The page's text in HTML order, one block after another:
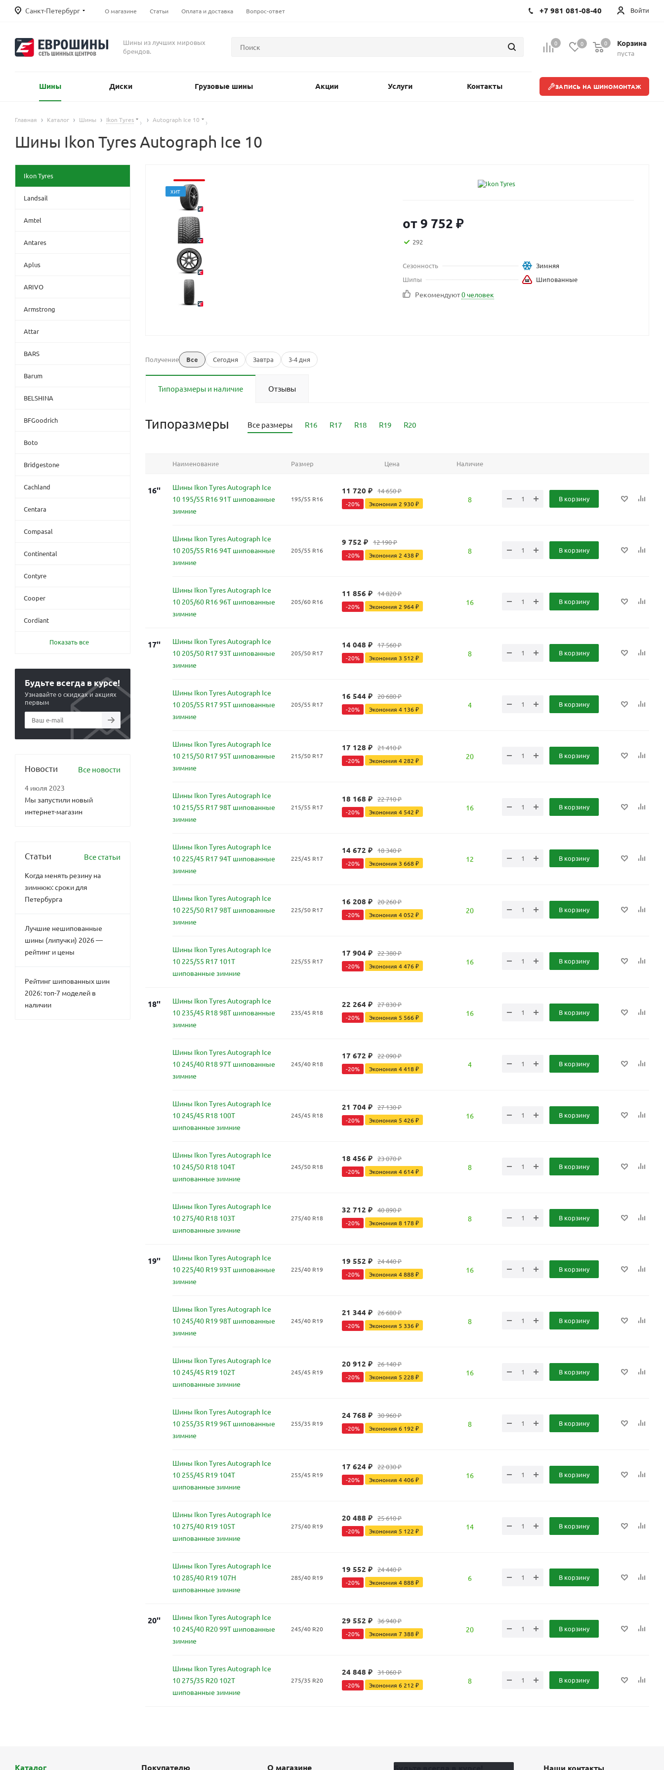
Санкт-Петербург О магазине Статьи Оплата и доставка Вопрос-ответ Войти
+7 981 081-08-40
Шины из лучших мировых
брендов.
0 0 Корзина
пуста
0
Шины Диски Грузовые шины Акции Услуги Контакты ЗАПИСЬ НА ШИНОМОНТАЖ
Главная Каталог Шины Ikon Tyres Autograph Ice 10
Шины Ikon Tyres Autograph Ice 10
ХИТ
от9 752 ₽
292
Сезонность
Зимняя
Шипы
Шипованные
Рекомендуют0 человек
Получение Все Сегодня Завтра 3-4 дня
Типоразмеры и наличие Отзывы
Типоразмеры Все размеры R16 R17 R18 R19 R20
Наименование Размер Цена Наличие
16''
Шины Ikon Tyres Autograph Ice
10 195/55 R16 91T шипованные
зимние
195/55 R16
11 720 ₽ 14 650₽
-20% Экономия 2 930₽ 8 В корзину
Шины Ikon Tyres Autograph Ice
10 205/55 R16 94T шипованные
зимние
205/55 R16
9 752 ₽ 12 190₽
-20% Экономия 2 438 ₽ 8 В корзину
Шины Ikon Tyres Autograph Ice
10 205/60 R16 96T шипованные
зимние
205/60 R16
11 856 ₽ 14 820₽
-20% Экономия 2 964₽ 16 В корзину
17''
Шины Ikon Tyres Autograph Ice
10 205/50 R17 93T шипованные
зимние
205/50 R17
14 048 ₽ 17 560₽
-20% Экономия 3 512 ₽ 8 В корзину
Шины Ikon Tyres Autograph Ice
10 205/55 R17 95T шипованные
зимние
205/55 R17
16 544 ₽ 20 680₽
-20% Экономия 4 136₽ 4 В корзину
Шины Ikon Tyres Autograph Ice
10 215/50 R17 95T шипованные
зимние
215/50 R17
17 128 ₽ 21 410₽
-20% Экономия 4 282 ₽ 20 В корзину
Шины Ikon Tyres Autograph Ice
10 215/55 R17 98T шипованные
зимние
215/55 R17
18 168 ₽ 22 710₽
-20% Экономия 4 542 ₽ 16 В корзину
Шины Ikon Tyres Autograph Ice
10 225/45 R17 94T шипованные
зимние
225/45 R17
14 672 ₽ 18 340₽
-20% Экономия 3 668 ₽ 12 В корзину
Шины Ikon Tyres Autograph Ice
10 225/50 R17 98T шипованные
зимние
225/50 R17
16 208 ₽ 20 260₽
-20% Экономия 4 052 ₽ 20 В корзину
Шины Ikon Tyres Autograph Ice
10 225/55 R17 101T
шипованные зимние
225/55 R17
17 904 ₽ 22 380₽
-20% Экономия 4 476₽ 16 В корзину
18''
Шины Ikon Tyres Autograph Ice
10 235/45 R18 98T шипованные
зимние
235/45 R18
22 264 ₽ 27 830₽
-20% Экономия 5 566₽ 16 В корзину
Шины Ikon Tyres Autograph Ice
10 245/40 R18 97T шипованные
зимние
245/40 R18
17 672 ₽ 22 090₽
-20% Экономия 4 418 ₽ 4 В корзину
Шины Ikon Tyres Autograph Ice
10 245/45 R18 100T
шипованные зимние
245/45 R18
21 704 ₽ 27 130₽
-20% Экономия 5 426₽ 16 В корзину
Шины Ikon Tyres Autograph Ice
10 245/50 R18 104T
шипованные зимние
245/50 R18
18 456 ₽ 23 070₽
-20% Экономия 4 614₽ 8 В корзину
Шины Ikon Tyres Autograph Ice
10 275/40 R18 103T
шипованные зимние
275/40 R18
32 712 ₽ 40 890₽
-20% Экономия 8 178 ₽ 8 В корзину
19''
Шины Ikon Tyres Autograph Ice
10 225/40 R19 93T шипованные
зимние
225/40 R19
19 552 ₽ 24 440₽
-20% Экономия 4 888 ₽ 16 В корзину
Шины Ikon Tyres Autograph Ice
10 245/40 R19 98T шипованные
зимние
245/40 R19
21 344 ₽ 26 680₽
-20% Экономия 5 336₽ 8 В корзину
Шины Ikon Tyres Autograph Ice
10 245/45 R19 102T
шипованные зимние
245/45 R19
20 912 ₽ 26 140₽
-20% Экономия 5 228 ₽ 16 В корзину
Шины Ikon Tyres Autograph Ice
10 255/35 R19 96T шипованные
зимние
255/35 R19
24 768 ₽ 30 960₽
-20% Экономия 6 192 ₽ 8 В корзину
Шины Ikon Tyres Autograph Ice
10 255/45 R19 104T
шипованные зимние
255/45 R19
17 624 ₽ 22 030₽
-20% Экономия 4 406₽ 16 В корзину
Шины Ikon Tyres Autograph Ice
10 275/40 R19 105T
шипованные зимние
275/40 R19
20 488 ₽ 25 610₽
-20% Экономия 5 122 ₽ 14 В корзину
Шины Ikon Tyres Autograph Ice
10 285/40 R19 107H
шипованные зимние
285/40 R19
19 552 ₽ 24 440₽
-20% Экономия 4 888 ₽ 6 В корзину
20''
Шины Ikon Tyres Autograph Ice
10 245/40 R20 99T шипованные
зимние
245/40 R20
29 552 ₽ 36 940₽
-20% Экономия 7 388 ₽ 20 В корзину
Шины Ikon Tyres Autograph Ice
10 275/35 R20 102T
шипованные зимние
275/35 R20
24 848 ₽ 31 060₽
-20% Экономия 6 212 ₽ 8 В корзину
Ikon Tyres
Landsail
Amtel
Antares
Aplus
ARIVO
Armstrong
Attar
BARS
Barum
BELSHINA
BFGoodrich
Boto
Bridgestone
Cachland
Centara
Compasal
Continental
Contyre
Cooper
Cordiant
Показать все
Будьте всегда в курсе!
Узнавайте о скидках и акциях
первым
Новости Все новости
4 июля 2023
Мы запустили новый
интернет-магазин
Статьи Все статьи
Когда менять резину на
зимнюю: сроки для
Петербурга
Лучшие нешипованные
шины (липучки) 2026 —
рейтинг и цены
Рейтинг шипованных шин
2026: топ-7 моделей в
наличии
Каталог Покупателю О магазине Наши контакты